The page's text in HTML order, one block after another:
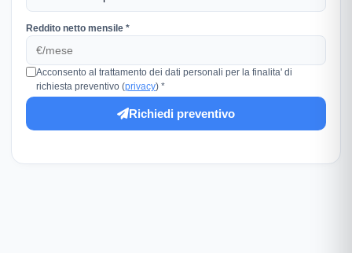
Reddito netto mensile *
Acconsento al trattamento dei dati personali per la finalita' di
richiesta preventivo (privacy) *
Richiedi preventivo